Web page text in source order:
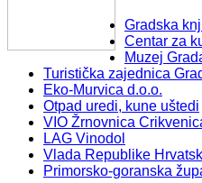
Gradska
Centar za
Muzej
Turistička zajednica
Eko-Murvica d.o.o.
Otpad uredi, kune uštedi
VIO Žrnovnica
LAG Vinodol
Vlada Republike
Primorsko-goranska